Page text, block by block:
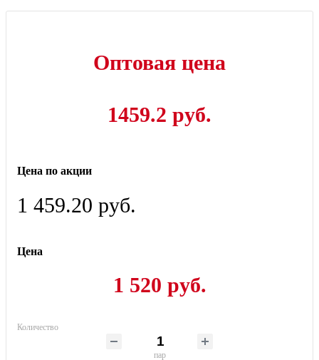
Оптовая цена
1459.2 руб.
Цена по акции
1 459.20 руб.
Цена
1 520 руб.
Количество
пар